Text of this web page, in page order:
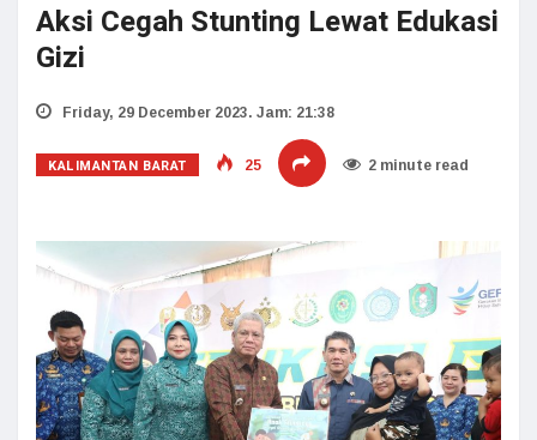
Aksi Cegah Stunting Lewat Edukasi
Gizi
Friday, 29 December 2023. Jam: 21:38
KALIMANTAN BARAT 25 2 minute read